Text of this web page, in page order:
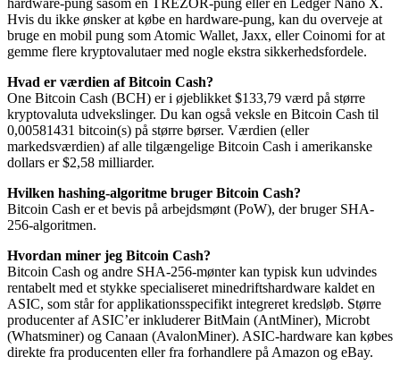
hardware-pung såsom en TREZOR-pung eller en Ledger Nano X.
Hvis du ikke ønsker at købe en hardware-pung, kan du overveje at
bruge en mobil pung som Atomic Wallet, Jaxx, eller Coinomi for at
gemme flere kryptovalutaer med nogle ekstra sikkerhedsfordele.
Hvad er værdien af Bitcoin Cash?
One Bitcoin Cash (BCH) er i øjeblikket $133,79 værd på større
kryptovaluta udvekslinger. Du kan også veksle en Bitcoin Cash til
0,00581431 bitcoin(s) på større børser. Værdien (eller
markedsværdien) af alle tilgængelige Bitcoin Cash i amerikanske
dollars er $2,58 milliarder.
Hvilken hashing-algoritme bruger Bitcoin Cash?
Bitcoin Cash er et bevis på arbejdsmønt (PoW), der bruger SHA-
256-algoritmen.
Hvordan miner jeg Bitcoin Cash?
Bitcoin Cash og andre SHA-256-mønter kan typisk kun udvindes
rentabelt med et stykke specialiseret minedriftshardware kaldet en
ASIC, som står for applikationsspecifikt integreret kredsløb. Større
producenter af ASIC’er inkluderer BitMain (AntMiner), Microbt
(Whatsminer) og Canaan (AvalonMiner). ASIC-hardware kan købes
direkte fra producenten eller fra forhandlere på Amazon og eBay.